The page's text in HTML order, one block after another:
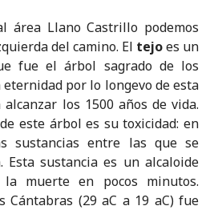
área Llano Castrillo podemos
del camino. El tejoes un
fue el árbol sagrado de los
por lo longevo de esta
los 1500 años de vida.
este árbol es su toxicidad: en
sustancias entre las que se
Esta sustancia es un alcaloide
muerte en pocos minutos.
Cántabras (29 aC a 19 aC) fue